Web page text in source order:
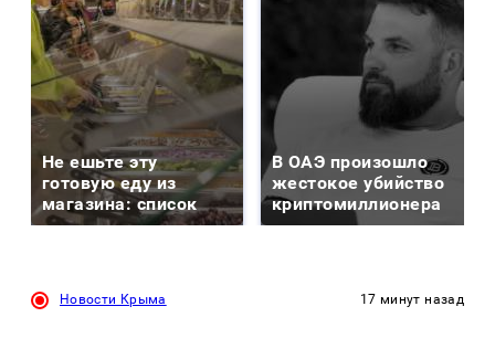
Не ешьте эту
готовую еду из
магазина: список
В ОАЭ произошло
жестокое убийство
криптомиллионера
Новости Крыма 17 минут назад